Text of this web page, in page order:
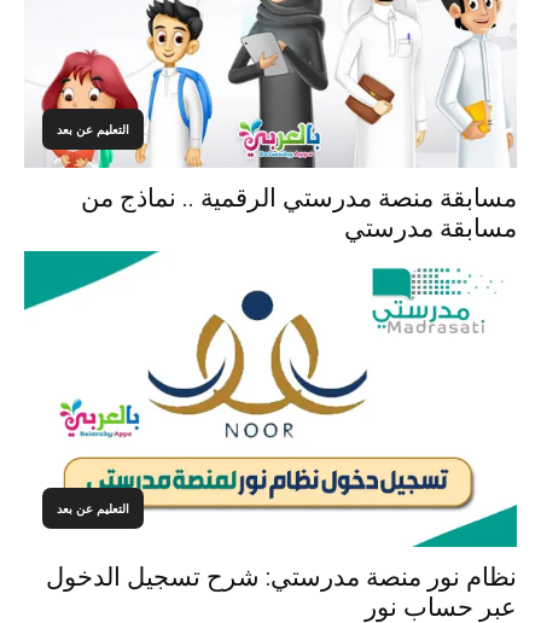
التعليم عن بعد
مسابقة منصة مدرستي الرقمية .. نماذج من
مسابقة مدرستي
التعليم عن بعد
نظام نور منصة مدرستي: شرح تسجيل الدخول
عبر حساب نور